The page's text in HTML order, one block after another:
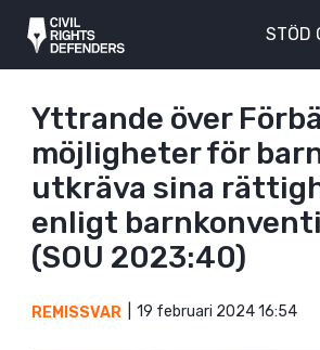
STÖD
Yttrande över
möjligheter för
utkräva sina
enligt
(SOU 2023:40)
REMISSVAR 19 februari 2024 16:54